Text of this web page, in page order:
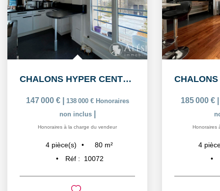
CHALONS HYPER CENTRE : duplex 2 chambres
147 000 € 138 000 € Honoraires
non inclus
Honoraires à la charge du vendeur
4 pièce(s) 80 m²
Réf :
10072
185 000 €
Honoraires
4